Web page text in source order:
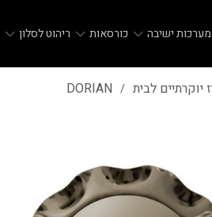
מערכות ישיבה כורסאות ריהוט לסלון
יוקרתיים לבית /
DORIAN